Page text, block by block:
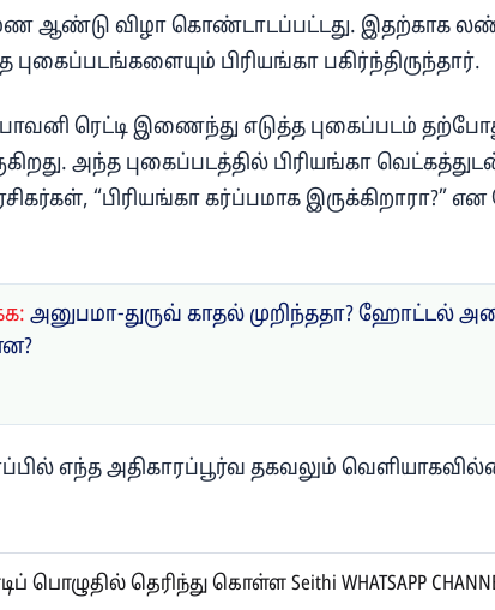
ஆண்டு விழா கொண்டாடப்பட்டது. இதற்காக
பிரியங்கா பகிர்ந்திருந்தார்.
ரெட்டி இணைந்து எடுத்த புகைப்படம்
அந்த புகைப்படத்தில் பிரியங்கா
“பிரியங்கா கர்ப்பமாக இருக்கிறாரா?” என
அனுபமா-துருவ் காதல் முறிந்ததா? ஹோட்டல்
எந்த அதிகாரப்பூர்வ தகவலும்
தெரிந்து கொள்ள Seithi WHATSAPP